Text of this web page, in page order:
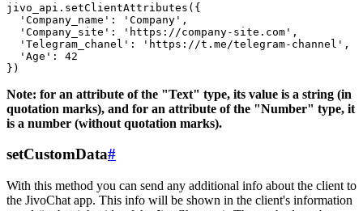
jivo_api.setClientAttributes({
  'Company_name': 'Company',
  'Company_site': 'https://company-site.com',
  'Telegram_chanel': 'https://t.me/telegram-channel',
  'Age': 42
Note: for an attribute of the "Text" type, its value is a string (in
quotation marks), and for an attribute of the "Number" type, it
is a number (without quotation marks).
setCustomData#
With this method you can send any additional info about the client to
the JivoChat app. This info will be shown in the client's information